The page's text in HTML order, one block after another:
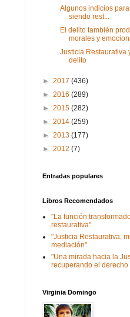
Algunos indicios
siendo rest...
El delito también
morales y
Justicia Restaurativa
delito
► 2017 (436)
► 2016 (289)
► 2015 (282)
► 2014 (259)
► 2013 (177)
► 2012 (7)
Entradas populares
Libros Recomendados
"La función
restaurativa"
"Justicia Restaurativa,
mediación"
"Una mirada hacia la
recuperando el derecho
Virginia Domingo